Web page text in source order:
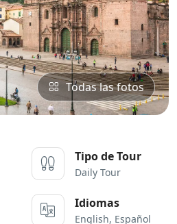
Todas las fotos
Tipo de Tour
Daily Tour
Idiomas
English, Español